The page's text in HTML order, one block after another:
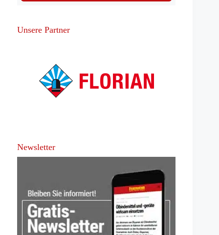
Unsere Partner
Newsletter